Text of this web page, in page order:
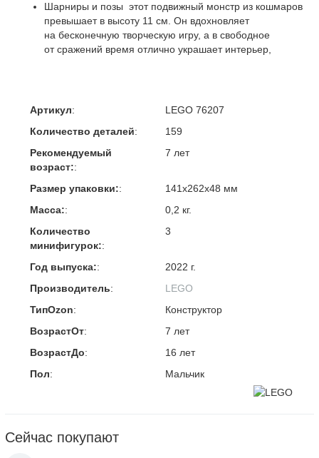
Шарниры и позы этот подвижный монстр из кошмаров
превышает в высоту 11 см. Он вдохновляет
на бесконечную творческую игру, а в свободное
от сражений время отлично украшает интерьер,
Артикул:
LEGO 76207
Количество деталей:
159
Рекомендуемый
возраст::
7 лет
Размер упаковки::
141x262x48 мм
Масса::
0,2 кг.
Количество
минифигурок::
3
Год выпуска::
2022 г.
Производитель:
LEGO
ТипOzon:
Конструктор
ВозрастОт:
7 лет
ВозрастДо:
16 лет
Пол: Мальчик
Сейчас покупают